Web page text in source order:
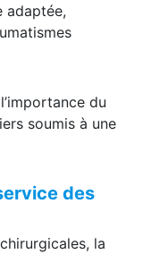
adaptée,
du
soumis à une
des
la